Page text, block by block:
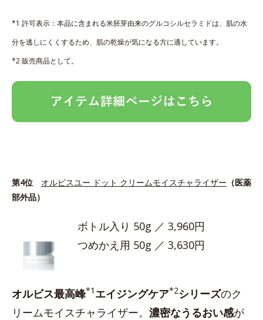
*1 許可表示：本品に含まれる米胚芽由来のグルコシルセラミドは、肌の水
分を逃しにくくするため、肌の乾燥が気になる方に適しています。
*2 販売商品として。
第4位 オルビスユー ドット クリームモイスチャライザー （医薬
部外品）
ボトル入り 50g ／ 3,960円
つめかえ用 50g ／ 3,630円
オルビス最高峰*1 エイジングケア*2シリーズのク
リームモイスチャライザー。 濃密なうるおい感が